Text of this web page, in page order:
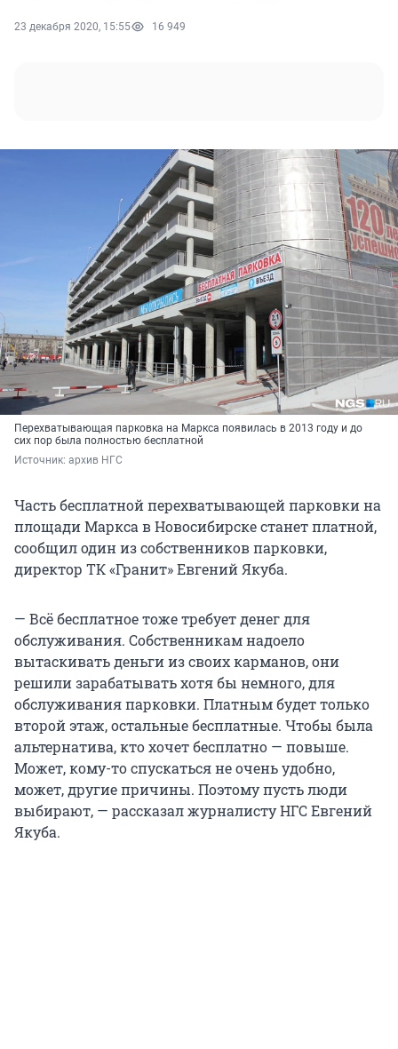
23 декабря 2020, 15:55 16 949
Перехватывающая парковка на Маркса появилась в 2013 году и до
сих пор была полностью бесплатной
Источник: архив НГС
Часть бесплатной перехватывающей парковки на
площади Маркса в Новосибирске станет платной,
сообщил один из собственников парковки,
директор ТК «Гранит» Евгений Якуба.
— Всё бесплатное тоже требует денег для
обслуживания. Собственникам надоело
вытаскивать деньги из своих карманов, они
решили зарабатывать хотя бы немного, для
обслуживания парковки. Платным будет только
второй этаж, остальные бесплатные. Чтобы была
альтернатива, кто хочет бесплатно — повыше.
Может, кому-то спускаться не очень удобно,
может, другие причины. Поэтому пусть люди
выбирают, — рассказал журналисту НГС Евгений
Якуба.